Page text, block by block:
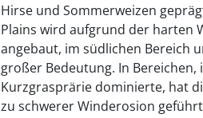
Hirse und Sommerweizen
Plains wird aufgrund der harten
angebaut, im südlichen Bereich
großer Bedeutung. In
Kurzgrasprärie dominierte, hat
zu schwerer Winderosion